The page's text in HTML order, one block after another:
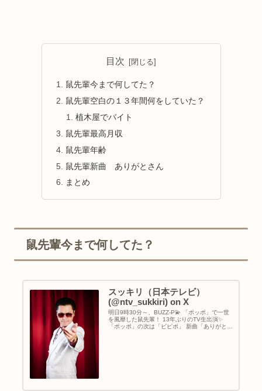
目次
鼠先輩今まで何してた？
鼠先輩空白の１３年間何をしていた？
植木屋でバイト
鼠先輩最高月収
鼠先輩年齢
鼠先輩新曲 ありがとさん
まとめ
鼠先輩今まで何してた？
スッキリ（日本テレビ）
(@ntv_sukkiri) on X
明日9時30分～、BUZZ-P💫 「ポッポ」で一世
を風靡した鼠先輩！ 13年ぶりのTV生出演✨
「ポッポ」の次は「ピピポ」 新曲「ありがとさ